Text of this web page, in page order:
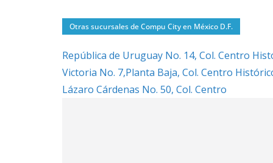
Otras sucursales de Compu City en México D.F.
República de Uruguay No. 14, Col. Centro
Victoria No. 7,Planta Baja, Col. Centro
Lázaro Cárdenas No. 50, Col. Centro